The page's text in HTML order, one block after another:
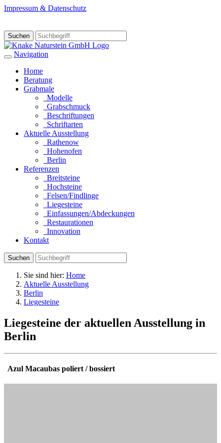
Impressum & Datenschutz
Suchen
Navigation
Home
Beratung
Grabmale
Modelle
Grabschmuck
Beschriftungen
Schriftarten
Aktuelle Ausstellung
Rathenow
Hohenofen
Berlin
Referenzen
Breitsteine
Hochsteine
Felsen/Findlinge
Liegesteine
Einfassungen/Abdeckungen
Restaurationen
Innovation
Kontakt
Suchen
Sie sind hier: Home
Aktuelle Ausstellung
Berlin
Liegesteine
Liegesteine der aktuellen Ausstellung in
Berlin
Azul Macaubas poliert / bossiert